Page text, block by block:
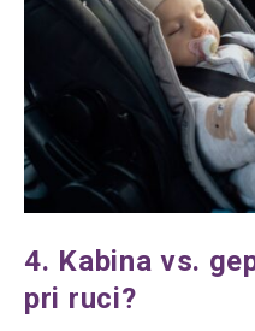
4. Kabina vs.
pri ruci?